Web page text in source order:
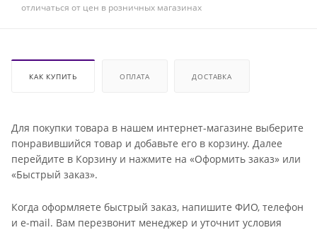
отличаться от цен в розничных магазинах
КАК КУПИТЬ ОПЛАТА ДОСТАВКА
Для покупки товара в нашем интернет-магазине выберите
понравившийся товар и добавьте его в корзину. Далее
перейдите в Корзину и нажмите на «Оформить заказ» или
«Быстрый заказ».
Когда оформляете быстрый заказ, напишите ФИО, телефон
и e-mail. Вам перезвонит менеджер и уточнит условия